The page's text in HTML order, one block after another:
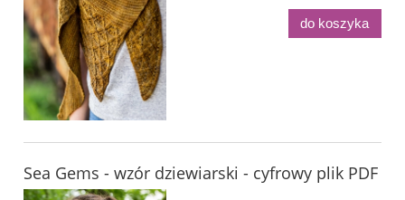
do koszyka
Sea Gems - wzór dziewiarski - cyfrowy plik PDF